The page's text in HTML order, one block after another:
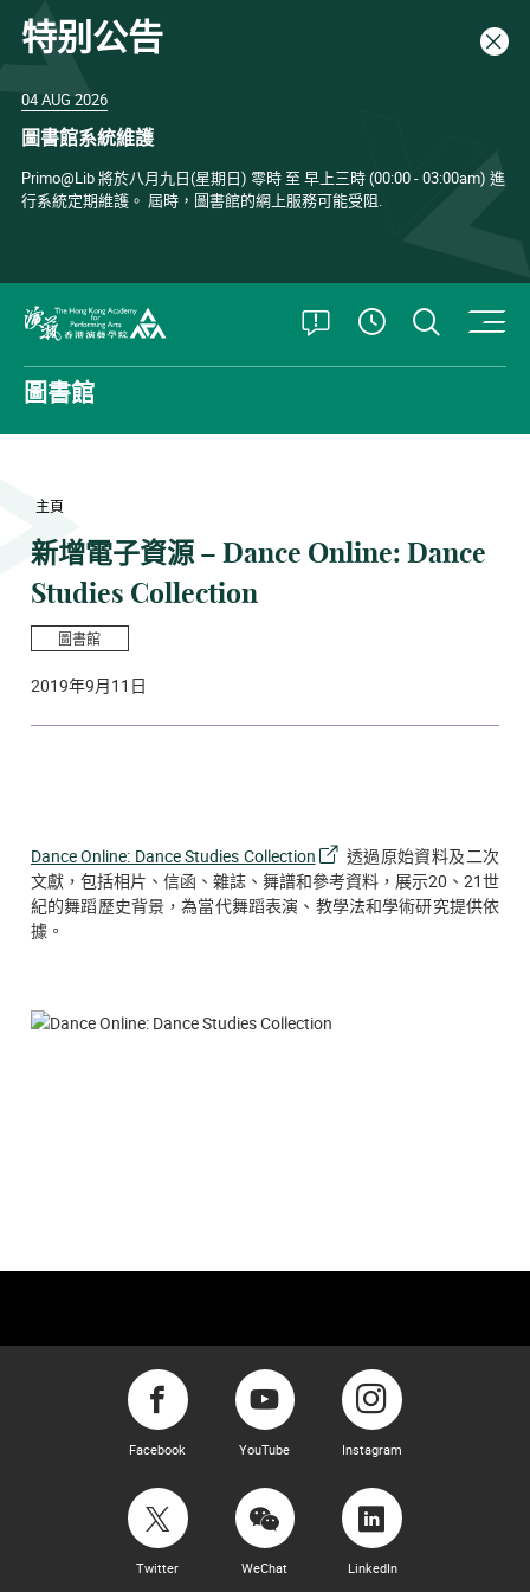
特别公告 關閉
04 AUG 2026
圖書館系統維護
Primo@Lib 將於八月九日(星期日) 零時 至 早上三時 (00:00 - 03:00am) 進
行系統定期維護。 屆時，圖書館的網上服務可能受阻.
打開特別公告
查看開放時
打開
圖書館
主頁
新增電子資源 – Dance Online: Dance
Studies Collection
圖書館
2019年9月11日
Dance Online: Dance Studies Collection 透過原始資料及二次
文獻，包括相片、信函、雜誌、舞譜和參考資料，展示20、21世
紀的舞蹈歷史背景，為當代舞蹈表演、教學法和學術研究提供依
據。
Facebook YouTube Instagram
Twitter WeChat LinkedIn